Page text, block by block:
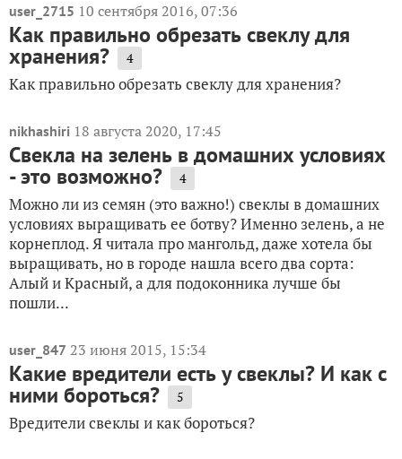
user_2715 10 сентября 2016, 07:36
Как правильно обрезать свеклу для
хранения? 4
Как правильно обрезать свеклу для хранения?
nikhashiri 18 августа 2020, 17:45
Свекла на зелень в домашних условиях
- это возможно? 4
Можно ли из семян (это важно!) свеклы в домашних
условиях выращивать ее ботву? Именно зелень, а не
корнеплод. Я читала про мангольд, даже хотела бы
выращивать, но в городе нашла всего два сорта:
Алый и Красный, а для подоконника лучше бы
пошли...
user_847 23 июня 2015, 15:34
Какие вредители есть у свеклы? И как с
ними бороться? 5
Вредители свеклы и как бороться?